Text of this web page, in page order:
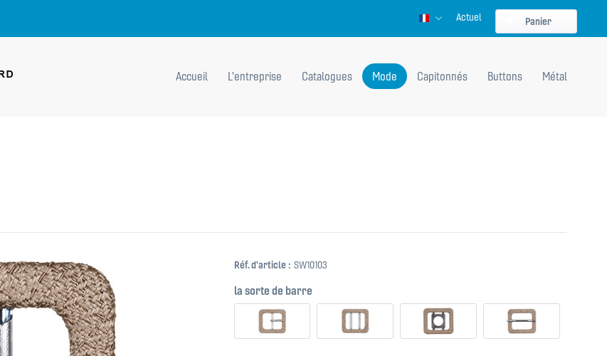
Französisch
Actuel Panier
Accueil L'entreprise Catalogues Mode Capitonnés Buttons Métal
Réf. d'article : SW10103
la sorte de barre